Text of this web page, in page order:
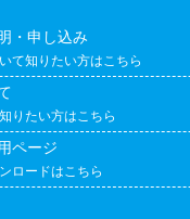
・申し込み
て知りたい方はこちら
りたい方はこちら
ページ
ロードはこちら